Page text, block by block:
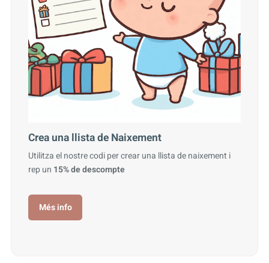
Crea una llista de Naixement
Utilitza el nostre codi per crear una llista de naixement i
rep un 15% de descompte
Més info